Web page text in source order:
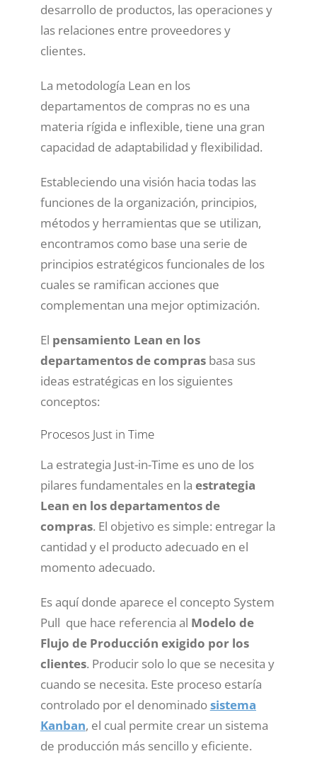
desarrollo de productos, las operaciones y
las relaciones entre proveedores y
clientes.
La metodología Lean en los
departamentos de compras no es una
materia rígida e inflexible, tiene una gran
capacidad de adaptabilidad y flexibilidad.
Estableciendo una visión hacia todas las
funciones de la organización, principios,
métodos y herramientas que se utilizan,
encontramos como base una serie de
principios estratégicos funcionales de los
cuales se ramifican acciones que
complementan una mejor optimización.
El pensamiento Lean en los
departamentos de comprasbasa sus
ideas estratégicas en los siguientes
conceptos:
Procesos Just in Time
La estrategia Just-in-Time es uno de los
pilares fundamentales en la estrategia
Lean en los departamentos de
compras. El objetivo es simple: entregar la
cantidad y el producto adecuado en el
momento adecuado.
Es aquí donde aparece el concepto System
Pull que hace referencia al Modelo de
Flujo de Producción exigido por los
clientes. Producir solo lo que se necesita y
cuando se necesita. Este proceso estaría
controlado por el denominadosistema
Kanban, el cual permite crear un sistema
de producción más sencillo y eficiente.